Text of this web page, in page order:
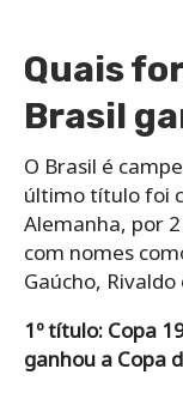
Quais
Brasil
O Brasil é
último título foi
Alemanha, por
com nomes
Gaúcho,
1º título: Copa
ganhou a Copa